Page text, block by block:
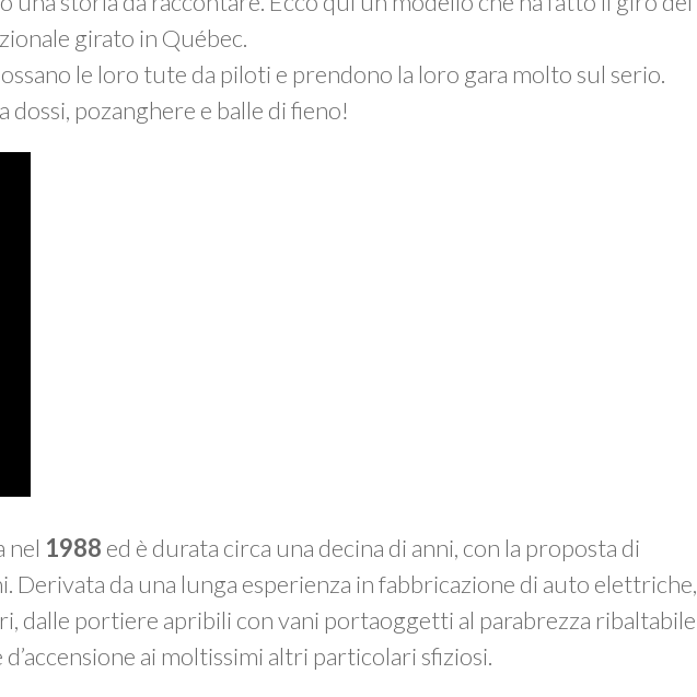
girato in Québec.
le loro tute da piloti e prendono la loro gara molto sul serio.
pozanghere e balle di fieno!
nel 1988 ed è durata circa una decina di anni, con la proposta di
da una lunga esperienza in fabbricazione di auto elettriche,
dalle portiere apribili con vani portaoggetti al parabrezza ribaltabile
ai moltissimi altri particolari sfiziosi.